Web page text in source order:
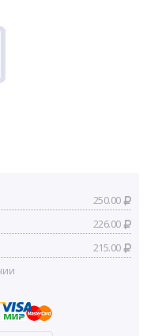
250.00
226.00
215.00